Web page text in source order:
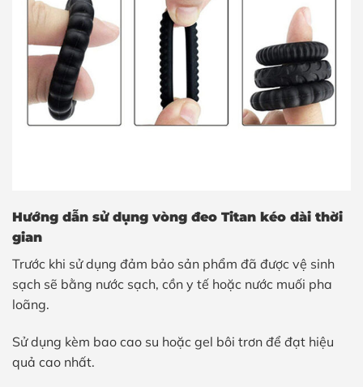
Hướng dẫn sử dụng vòng đeo Titan kéo dài thời
gian
Trước khi sử dụng đảm bảo sản phẩm đã được vệ sinh
sạch sẽ bằng nước sạch, cồn y tế hoặc nước muối pha
loãng.
Sử dụng kèm bao cao su hoặc gel bôi trơn để đạt hiệu
quả cao nhất.